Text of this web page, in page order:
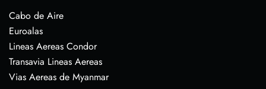
Cabo de Aire
Euroalas
Lineas Aereas Condor
Transavia Lineas Aereas
Vias Aereas de Myanmar